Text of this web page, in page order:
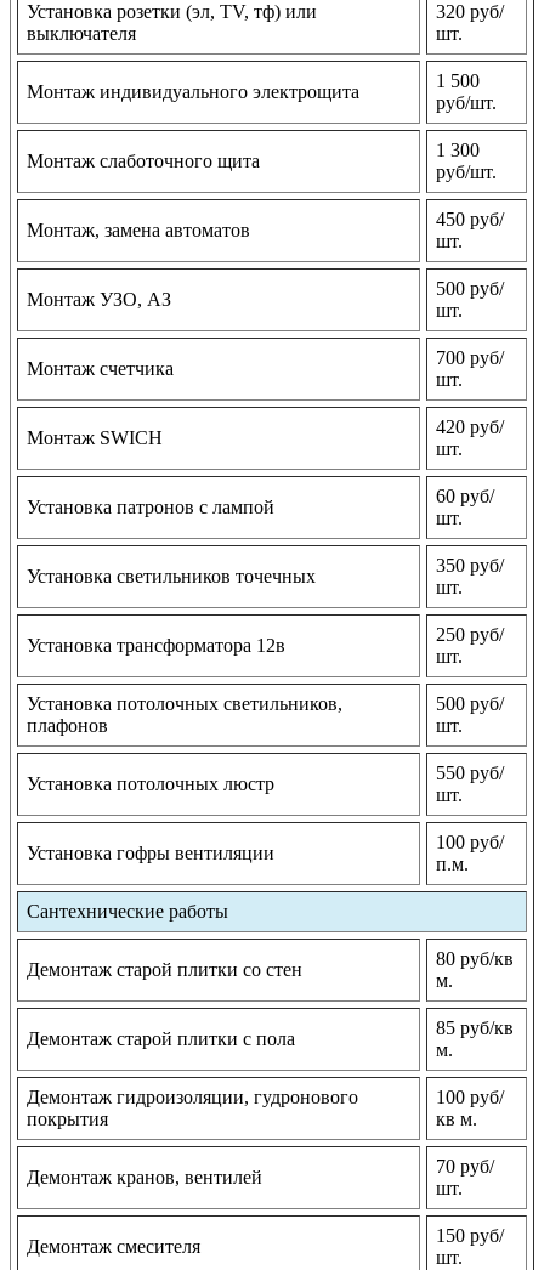
Установка розетки (эл, TV, тф) или
выключателя
320 руб/
шт.
Монтаж индивидуального электрощита
1 500
руб/шт.
Монтаж слаботочного щита
1 300
руб/шт.
Монтаж, замена автоматов
450 руб/
шт.
Монтаж УЗО, АЗ
500 руб/
шт.
Монтаж счетчика
700 руб/
шт.
Монтаж SWICH
420 руб/
шт.
Установка патронов с лампой
60 руб/
шт.
Установка светильников точечных
350 руб/
шт.
Установка трансформатора 12в
250 руб/
шт.
Установка потолочных светильников,
плафонов
500 руб/
шт.
Установка потолочных люстр
550 руб/
шт.
Установка гофры вентиляции
100 руб/
п.м.
Сантехнические работы
Демонтаж старой плитки со стен
80 руб/кв
м.
Демонтаж старой плитки с пола
85 руб/кв
м.
Демонтаж гидроизоляции, гудронового
покрытия
100 руб/
кв м.
Демонтаж кранов, вентилей
70 руб/
шт.
Демонтаж смесителя
150 руб/
шт.